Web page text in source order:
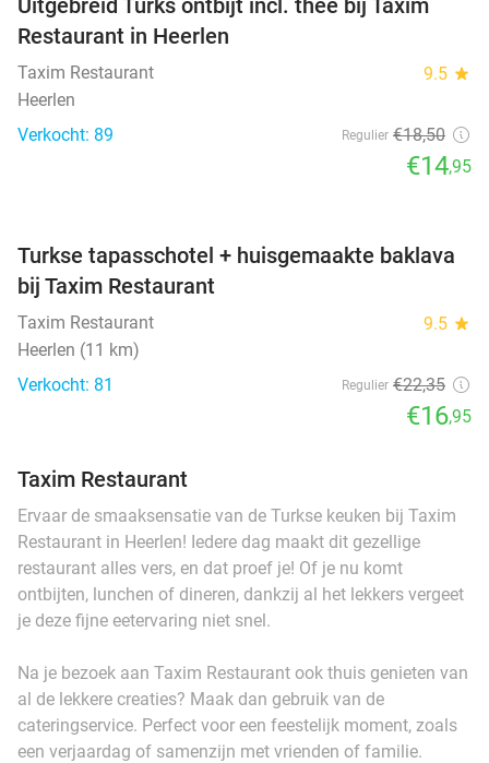
Restaurant in Heerlen
Taxim Restaurant 9.5 star
Heerlen
Verkocht: 89
Regulier €18,50
€14,95
Turkse tapasschotel + huisgemaakte baklava
bij Taxim Restaurant
Taxim Restaurant 9.5 star
Heerlen (11 km)
Verkocht: 81
Regulier €22,35
€16,95
Taxim Restaurant
Ervaar de smaaksensatie van de Turkse keuken bij Taxim
Restaurant in Heerlen! Iedere dag maakt dit gezellige
restaurant alles vers, en dat proef je! Of je nu komt
ontbijten, lunchen of dineren, dankzij al het lekkers vergeet
je deze fijne eetervaring niet snel.
Na je bezoek aan Taxim Restaurant ook thuis genieten van
al de lekkere creaties? Maak dan gebruik van de
cateringservice. Perfect voor een feestelijk moment, zoals
een verjaardag of samenzijn met vrienden of familie.